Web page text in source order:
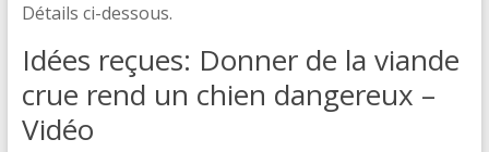
Détails ci-dessous.
Idées reçues: Donner de la viande
crue rend un chien dangereux –
Vidéo